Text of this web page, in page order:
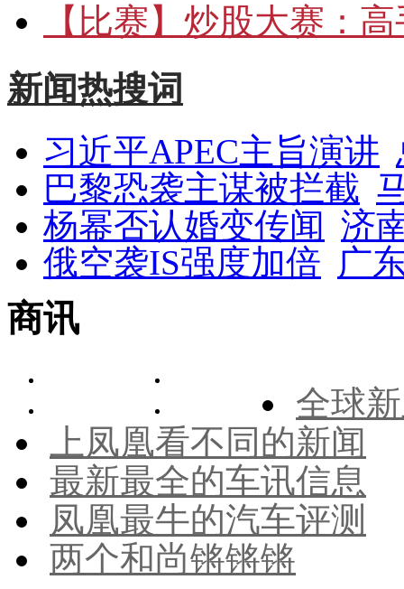
【比赛】 炒股大赛：高
新闻热搜词
习近平APEC主旨演讲
巴黎恐袭主谋被拦截
杨幂否认婚变传闻 济
俄空袭IS强度加倍 广
商讯
全球
上凤凰看不同的新闻
最新最全的车讯信息
凤凰最牛的汽车评测
两个和尚锵锵锵